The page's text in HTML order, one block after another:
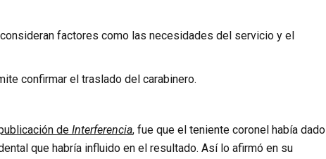
factores como las necesidades del servicio y el
confirmar el traslado del carabinero.
de Interferencia, fue que el teniente coronel había dado
que habría influido en el resultado. Así lo afirmó en su